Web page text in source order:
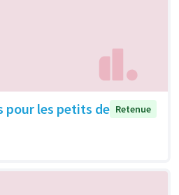
pour les petits de Retenue